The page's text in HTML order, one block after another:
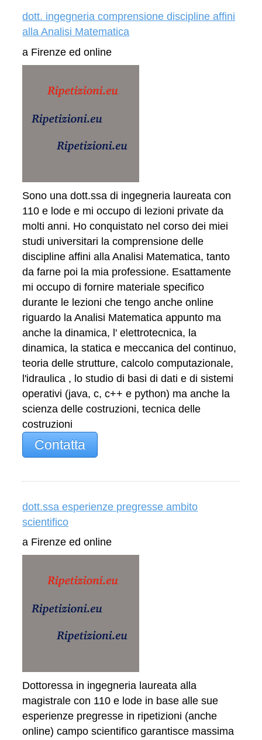
dott. ingegneria comprensione discipline affini
alla Analisi Matematica
a Firenze ed online
Sono una dott.ssa di ingegneria laureata con
110 e lode e mi occupo di lezioni private da
molti anni. Ho conquistato nel corso dei miei
studi universitari la comprensione delle
discipline affini alla Analisi Matematica, tanto
da farne poi la mia professione. Esattamente
mi occupo di fornire materiale specifico
durante le lezioni che tengo anche online
riguardo la Analisi Matematica appunto ma
anche la dinamica, l' elettrotecnica, la
dinamica, la statica e meccanica del continuo,
teoria delle strutture, calcolo computazionale,
l'idraulica , lo studio di basi di dati e di sistemi
operativi (java, c, c++ e python) ma anche la
scienza delle costruzioni, tecnica delle
costruzioni
Contatta
dott.ssa esperienze pregresse ambito
scientifico
a Firenze ed online
Dottoressa in ingegneria laureata alla
magistrale con 110 e lode in base alle sue
esperienze pregresse in ripetizioni (anche
online) campo scientifico garantisce massima